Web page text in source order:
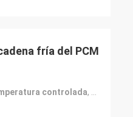
fría del PCM
controlada,